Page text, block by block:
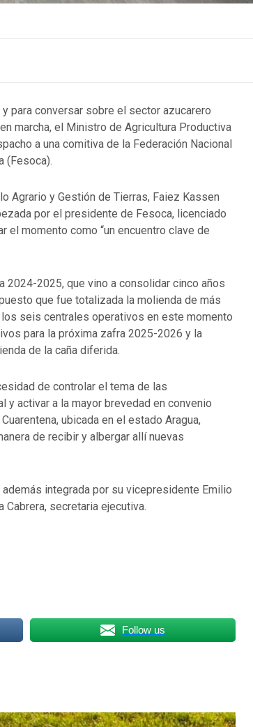
para conversar sobre el sector azucarero
marcha, el Ministro de Agricultura Productiva
a una comitiva de la Federación Nacional
(Fesoca).
Agrario y Gestión de Tierras, Faiez Kassen
por el presidente de Fesoca, licenciado
el momento como “un encuentro clave de
2024-2025, que vino a consolidar cinco años
que fue totalizada la molienda de más
seis centrales operativos en este momento
para la próxima zafra 2025-2026 y la
de la caña diferida.
de controlar el tema de las
y activar a la mayor brevedad en convenio
ubicada en el estado Aragua,
de recibir y albergar allí nuevas
integrada por su vicepresidente Emilio
Cabrera, secretaria ejecutiva.
Follow us